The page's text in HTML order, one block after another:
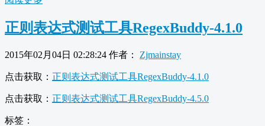
正则表达式测试工具RegexBuddy-4.1.0
2015年02月04日 02:28:24 作者： Zjmainstay
点击获取： 正则表达式测试工具RegexBuddy-4.1.0
点击获取： 正则表达式测试工具RegexBuddy-4.5.0
标签：